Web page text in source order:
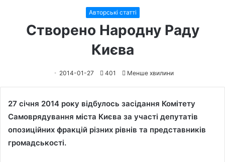
Авторські статті
Створено Народну Раду
Києва
2014-01-27 401 Менше хвилини
27 січня 2014 року відбулось засідання Комітету
Самоврядування міста Києва за участі депутатів
опозиційних фракцій різних рівнів та представників
громадськості.